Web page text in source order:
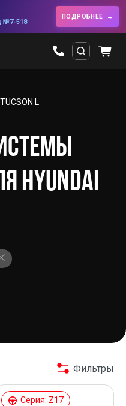
№7-518
ПОДРОБНЕЕ
TUCSON L
HYUNDAI
Фильтры
Серия: Z17